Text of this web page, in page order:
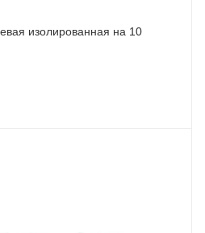
изолированная на 10